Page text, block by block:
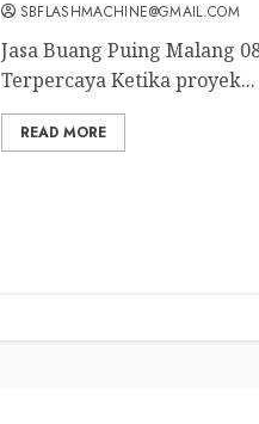
SBFLASHMACHINE@GMAIL.COM
Jasa Buang Puing Malang
Terpercaya Ketika proyek...
READ MORE